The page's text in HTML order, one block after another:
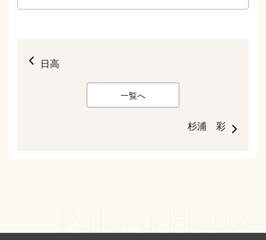
日高
一覧へ
杉浦 彩